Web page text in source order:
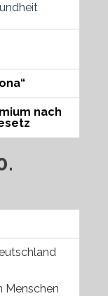
nach
Menschen